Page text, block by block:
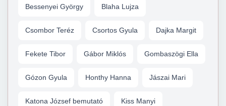
Bessenyei György Blaha Lujza
Csombor Teréz Csortos Gyula Dajka Margit
Fekete Tibor Gábor Miklós Gombaszögi Ella
Gózon Gyula Honthy Hanna Jászai Mari
Katona József bemutató Kiss Manyi